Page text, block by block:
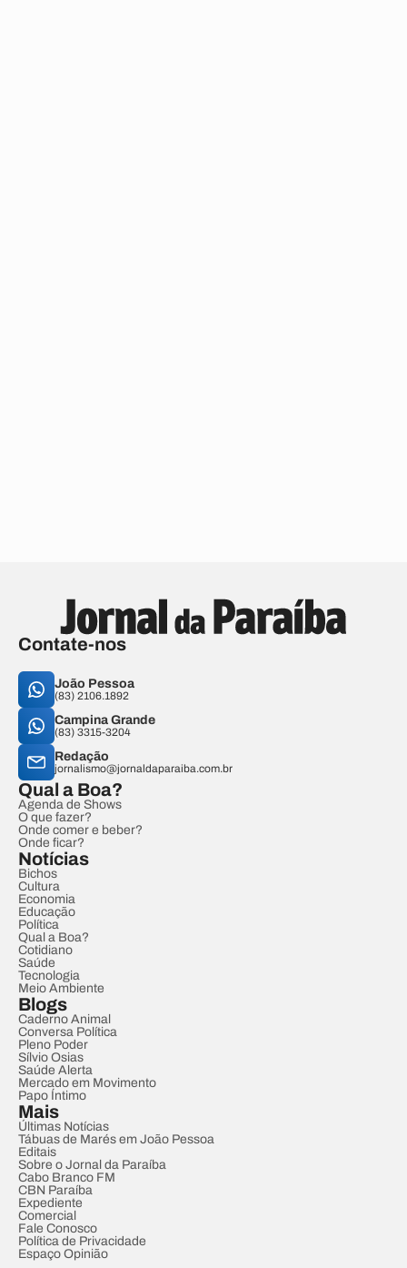
Contate-nos
João Pessoa
(83) 2106.1892
Campina Grande
(83) 3315-3204
Redação
jornalismo@jornaldaparaiba.com.br
Qual a Boa?
Agenda de Shows
O que fazer?
Onde comer e beber?
Onde ficar?
Notícias
Bichos
Cultura
Economia
Educação
Política
Qual a Boa?
Cotidiano
Saúde
Tecnologia
Meio Ambiente
Blogs
Caderno Animal
Conversa Política
Pleno Poder
Sílvio Osias
Saúde Alerta
Mercado em Movimento
Papo Íntimo
Mais
Últimas Notícias
Tábuas de Marés em João Pessoa
Editais
Sobre o Jornal da Paraíba
Cabo Branco FM
CBN Paraíba
Expediente
Comercial
Fale Conosco
Política de Privacidade
Espaço Opinião